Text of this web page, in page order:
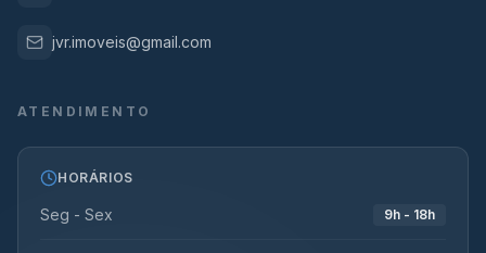
jvr.imoveis@gmail.com
ATENDIMENTO
HORÁRIOS
Seg - Sex 9h - 18h